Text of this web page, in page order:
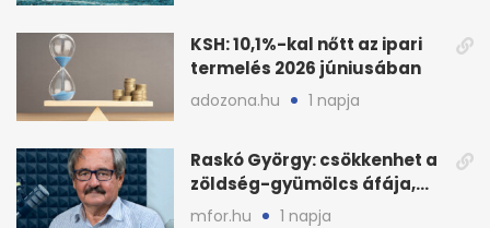
KSH: 10,1%-kal nőtt az ipari
termelés 2026 júniusában
adozona.hu 1 napja
Raskó György: csökkenhet a
zöldség-gyümölcs áfája,
bajban a kukorica
mfor.hu 1 napja